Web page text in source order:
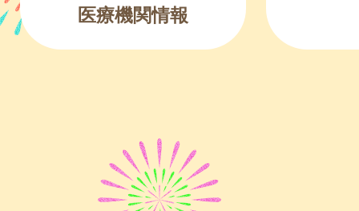
医療機関情報